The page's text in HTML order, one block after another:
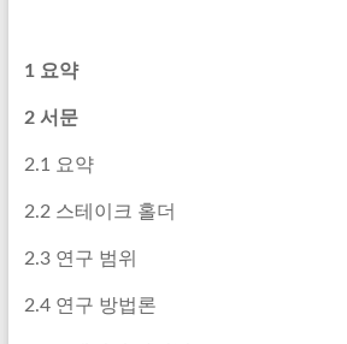
1 요약
2 서문
2.1 요약
2.2 스테이크 홀더
2.3 연구 범위
2.4 연구 방법론